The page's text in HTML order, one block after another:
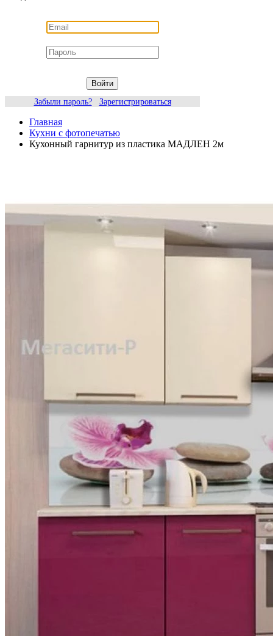
Войти
Забыли пароль?
Зарегистрироваться
Главная
Кухни с фотопечатью
Кухонный гарнитур из пластика МАДЛЕН 2м